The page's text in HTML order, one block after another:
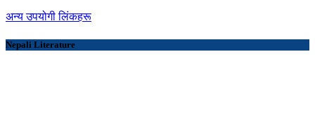
अन्य उपयोगी लिंकहरू
Nepali Literature